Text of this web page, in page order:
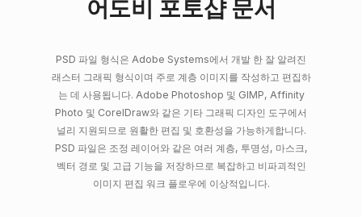
어도비 포토샵 문서
PSD 파일 형식은 Adobe Systems에서 개발 한 잘 알려진
래스터 그래픽 형식이며 주로 계층 이미지를 작성하고 편집하
는 데 사용됩니다. Adobe Photoshop 및 GIMP, Affinity
Photo 및 CorelDraw와 같은 기타 그래픽 디자인 도구에서
널리 지원되므로 원활한 편집 및 호환성을 가능하게합니다.
PSD 파일은 조정 레이어와 같은 여러 계층, 투명성, 마스크,
벡터 경로 및 고급 기능을 저장하므로 복잡하고 비파괴적인
이미지 편집 워크 플로우에 이상적입니다.